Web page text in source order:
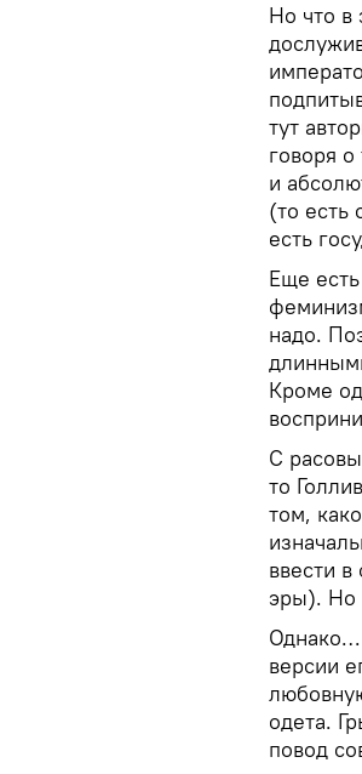
Но что в
тут
говоря
и
(то есть
есть
Еще
надо.
Кроме
С
то
том,
ввести
эры). Но
Однако…
версии
одета.
повод